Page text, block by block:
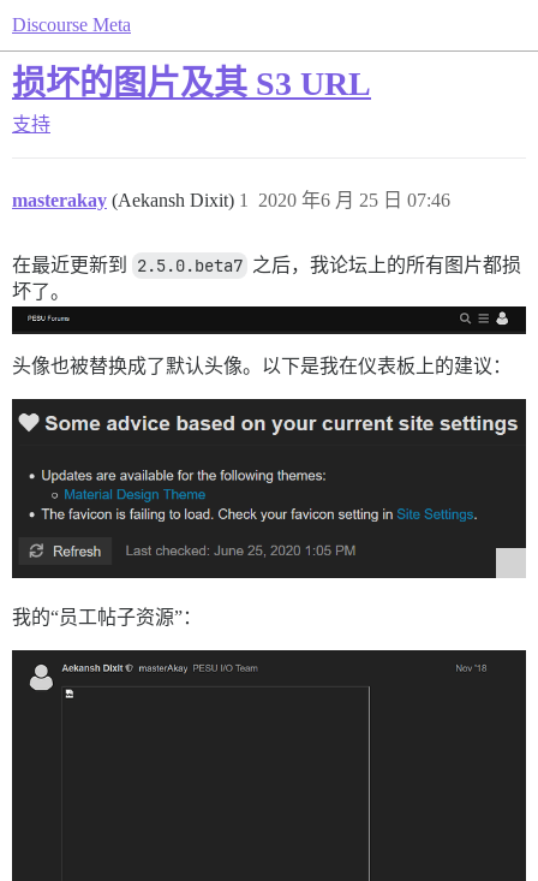
Discourse Meta
损坏的图片及其 S3 URL
支持
masterakay (Aekansh Dixit) 2020 年6 月 25 日 07:46
1
在最近更新到 2.5.0.beta7 之后，我论坛上的所有图片都损
坏了。
头像也被替换成了默认头像。以下是我在仪表板上的建议：
我的“员工帖子资源”：